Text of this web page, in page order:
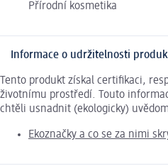
Přírodní kosmetika
Informace o udržitelnosti
Tento produkt získal certifikaci,
životnímu prostředí. Touto
chtěli usnadnit (ekologicky)
Ekoznačky a co se za nimi